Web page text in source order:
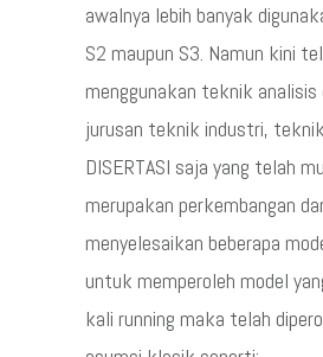
awalnya lebih banyak
S2 maupun S3. Namun kini
menggunakan teknik
jurusan teknik industri,
DISERTASI saja yang telah
merupakan perkembangan
menyelesaikan beberapa
untuk memperoleh model
kali running maka telah